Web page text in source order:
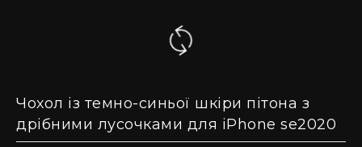
Чохол із темно-синьої шкіри пітона з
дрібними лусочками для iPhone se2020